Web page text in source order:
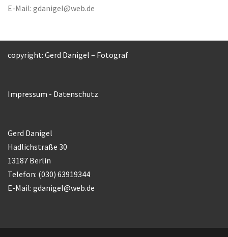
E-Mail: gdanigel@web.de
copyright: Gerd Danigel – Fotograf
Impressum - Datenschutz
Gerd Danigel
Hadlichstraße 30
13187 Berlin
Telefon: (030) 63919344
E-Mail: gdanigel@web.de